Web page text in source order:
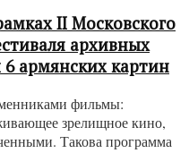
II Московского
архивных
армянских картин
фильмы:
зрелищное кино,
Такова программа